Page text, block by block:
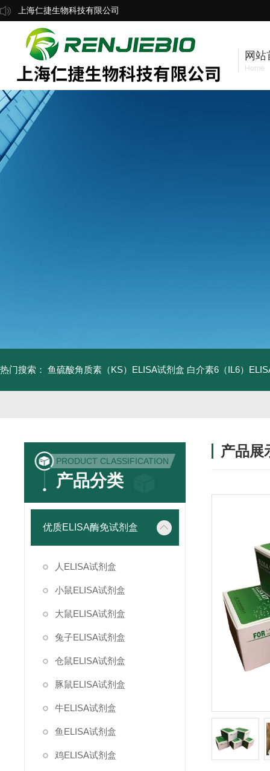
上海仁捷生物科技有限公司
网站
Home
热门搜索： 鱼硫酸角质素（KS）ELISA试剂盒 白介素6（IL6）
PRODUCT CLASSIFICATION
产品分类
优质ELISA酶免试剂盒
人ELISA试剂盒
小鼠ELISA试剂盒
大鼠ELISA试剂盒
兔子ELISA试剂盒
仓鼠ELISA试剂盒
豚鼠ELISA试剂盒
牛ELISA试剂盒
鱼ELISA试剂盒
鸡ELISA试剂盒
产品展